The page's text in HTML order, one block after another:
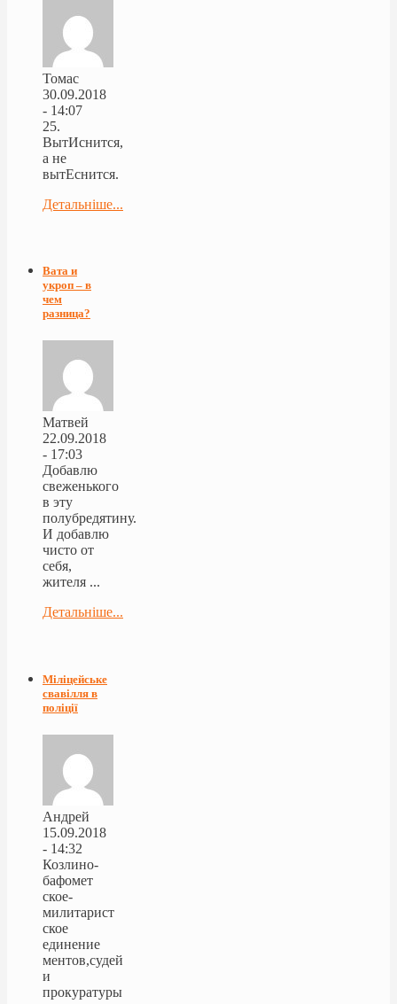
Томас
30.09.2018
- 14:07
25.
ВытИснится,
а не
вытЕснится.
Детальніше...
Вата и
укроп – в
чем
разница?
Матвей
22.09.2018
- 17:03
Добавлю
свеженького
в эту
полубредятину.
И добавлю
чисто от
себя,
жителя ...
Детальніше...
Міліцейське
свавілля в
поліції
Андрей
15.09.2018
- 14:32
Козлино-
бафомет
ское-
милитарист
ское
единение
ментов,судей
и
прокуратуры